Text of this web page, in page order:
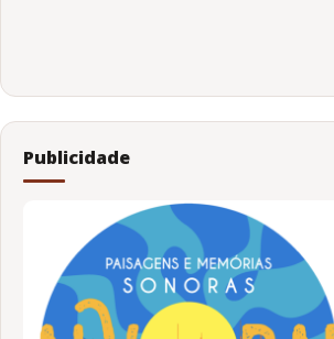
Publicidade